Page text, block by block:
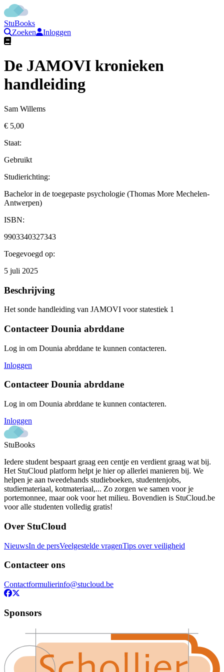
StuBooks
Zoeken
Inloggen
De JAMOVI kronieken
handleiding
Sam Willems
€ 5,00
Staat:
Gebruikt
Studierichting:
Bachelor in de toegepaste psychologie (Thomas More Mechelen-
Antwerpen)
ISBN:
9903340327343
Toegevoegd op:
5 juli 2025
Beschrijving
Het sonde handleiding van JAMOVI voor statestiek 1
Contacteer Dounia abrddane
Log in om Dounia abrddane te kunnen contacteren.
Inloggen
Contacteer Dounia abrddane
Log in om Dounia abrddane te kunnen contacteren.
Inloggen
StuBooks
Iedere student bespaart graag een centje en verdient graag wat bij.
Het StuCloud platform helpt je hier op allerlei manieren bij. We
helpen je aan tweedehands studieboeken, studentenjobs,
studiemateriaal, kotmateriaal,... Zo zorgen we samen voor je
portemonnee, maar ook voor het milieu. Bovendien is StuCloud.be
voor alle studenten volledig gratis!
Over StuCloud
NieuwsIn de persVeelgestelde vragenTips over veiligheid
Contacteer ons
Contactformulierinfo@stucloud.be
Sponsors